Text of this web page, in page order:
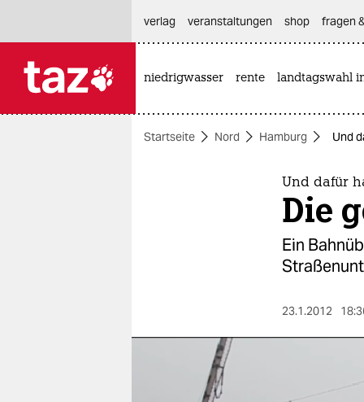
themen
verlag
veranstaltungen shop fragen
niedrigwasser rente landtagswahl
Startseite Nord Hamburg Und
Und dafür
Die
Ein
23.1.2012